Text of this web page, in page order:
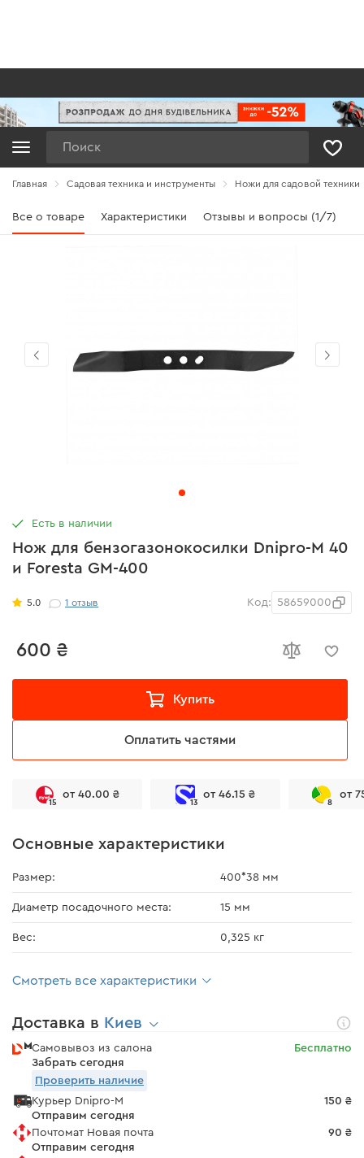
Главная Садовая техника и инструменты Ножи для садовой техники
Все о товаре Характеристики Отзывы и вопросы (1/7)
Нож для бензогазонокосилки Dnipro-M 40
и Foresta GM-400
5.0 1отзыв Код: 58659000
600 ₴
Купить
Оплатить частями
15
от 40.00 ₴
13
от 46.15 ₴
8
от
Есть в наличии
Основные характеристики
Размер: 400*38 мм
Диаметр посадочного места: 15 мм
Вес: 0,325 кг
Смотреть все характеристики
Доставка в Киев
Самовывоз из салона
Забрать сегодня
Бесплатно
Проверить наличие
Курьер Dnipro-M
Отправим сегодня
150 ₴
Почтомат Новая почта
Отправим сегодня
90 ₴